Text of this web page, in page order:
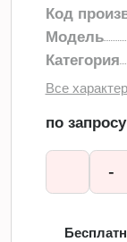
Код
Модель
Категория
Все
по запросу
-